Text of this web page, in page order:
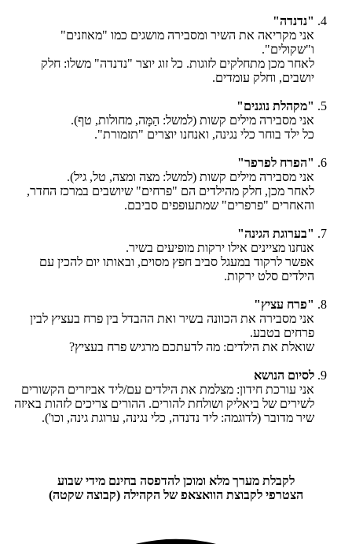
"נדנדה"
אני מקריאה את השיר ומסבירה מושגים כמו "מאוזנים"
ו"שקולים".
לאחר מכן מתחלקים לזוגות. כל זוג יוצר "נדנדה" משלו: חלק
יושבים, וחלק עומדים.
"מקהלת נוגנים"
אני מסבירה מילים קשות (למשל: הַמָּה, מחולות, טף).
כל ילד בוחר כלי נגינה, ואנחנו יוצרים "תזמורת".
"הפרח לפרפר"
אני מסבירה מילים קשות (למשל: מצה ומצה, טל, גיל).
לאחר מכן, חלק מהילדים הם "פרחים" שיושבים במרכז החדר,
והאחרים "פרפרים" שמתעופפים סביבם.
"בערוגת הגינה"
אנחנו מציינים אילו ירקות מופיעים בשיר.
אפשר לרקוד במעגל סביב חפץ מסוים, ובאותו יום להכין עם
הילדים סלט ירקות.
"פרח עציץ"
אני מסבירה את הכוונה בשיר ואת ההבדל בין פרח בעציץ לבין
פרחים בטבע.
שואלת את הילדים: מה לדעתכם מרגיש פרח בעציץ?
לסיום הנושא
אני עורכת חידון: מצלמת את הילדים עם/ליד אביזרים הקשורים
לשירים של ביאליק ושולחת להורים. ההורים צריכים לזהות באיזה
שיר מדובר (לדוגמה: ליד נדנדה, כלי נגינה, ערוגת גינה, וכו').
לקבלת מערך מלא ומוכן להדפסה בחינם מידי שבוע
הצטרפי לקבוצת הוואצאפ של הקהילה (קבוצה שקטה)